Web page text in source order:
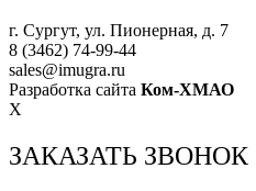
г. Сургут, ул. Пионерная, д. 7
8 (3462) 74-99-44
sales@imugra.ru
Разработка сайта Ком-ХМАО
X
ЗАКАЗАТЬ ЗВОНОК